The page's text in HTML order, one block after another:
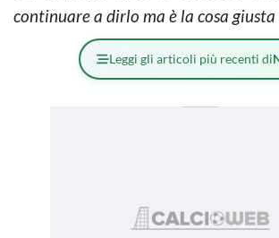
continuare a dirlo ma è la cosa giusta
Leggi gli articoli più recenti di